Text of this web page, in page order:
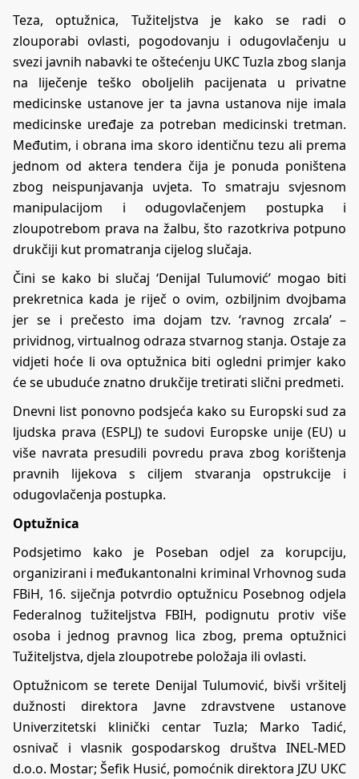
Teza, optužnica, Tužiteljstva je kako se radi o
zlouporabi ovlasti, pogodovanju i odugovlačenju u
svezi javnih nabavki te oštećenju UKC Tuzla zbog slanja
na liječenje teško oboljelih pacijenata u privatne
medicinske ustanove jer ta javna ustanova nije imala
medicinske uređaje za potreban medicinski tretman.
Međutim, i obrana ima skoro identičnu tezu ali prema
jednom od aktera tendera čija je ponuda poništena
zbog neispunjavanja uvjeta. To smatraju svjesnom
manipulacijom i odugovlačenjem postupka i
zloupotrebom prava na žalbu, što razotkriva potpuno
drukčiji kut promatranja cijelog slučaja.
Čini se kako bi slučaj ‘Denijal Tulumović’ mogao biti
prekretnica kada je riječ o ovim, ozbiljnim dvojbama
jer se i prečesto ima dojam tzv. ‘ravnog zrcala’ –
prividnog, virtualnog odraza stvarnog stanja. Ostaje za
vidjeti hoće li ova optužnica biti ogledni primjer kako
će se ubuduće znatno drukčije tretirati slični predmeti.
Dnevni list ponovno podsjeća kako su Europski sud za
ljudska prava (ESPLJ) te sudovi Europske unije (EU) u
više navrata presudili povredu prava zbog korištenja
pravnih lijekova s ciljem stvaranja opstrukcije i
odugovlačenja postupka.
Optužnica
Podsjetimo kako je Poseban odjel za korupciju,
organizirani i međukantonalni kriminal Vrhovnog suda
FBiH, 16. siječnja potvrdio optužnicu Posebnog odjela
Federalnog tužiteljstva FBIH, podignutu protiv više
osoba i jednog pravnog lica zbog, prema optužnici
Tužiteljstva, djela zloupotrebe položaja ili ovlasti.
Optužnicom se terete Denijal Tulumović, bivši vršitelj
dužnosti direktora Javne zdravstvene ustanove
Univerzitetski klinički centar Tuzla; Marko Tadić,
osnivač i vlasnik gospodarskog društva INEL-MED
d.o.o. Mostar; Šefik Husić, pomoćnik direktora JZU UKC